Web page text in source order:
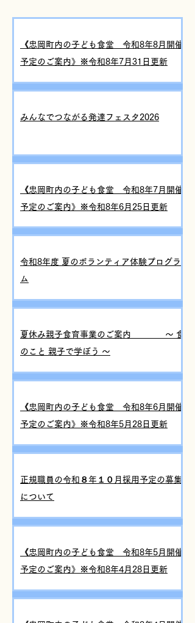
《忠岡町内の子ども食堂 令和8年8月開催
予定のご案内》※令和8年7月31日更新
みんなでつながる発達フェスタ2026
《忠岡町内の子ども食堂 令和8年7月開催
予定のご案内》※令和8年6月25日更新
令和8年度 夏のボランティア体験プログラ
ム
夏休み親子食育事業のご案内 ～ 食
のこと 親子で学ぼう ～
《忠岡町内の子ども食堂 令和8年6月開催
予定のご案内》※令和8年5月28日更新
正規職員の令和８年１０月採用予定の募集
について
《忠岡町内の子ども食堂 令和8年5月開催
予定のご案内》※令和8年4月28日更新